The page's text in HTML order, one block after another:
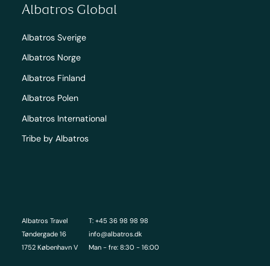
Albatros Travel
Tøndergade 16
1752 København V
T: +45 36 98 98 98
info@albatros.dk
Man - fre: 8:30 - 16:00
Albatros Global
Albatros Sverige
Albatros Norge
Albatros Finland
Albatros Polen
Albatros International
Tribe by Albatros